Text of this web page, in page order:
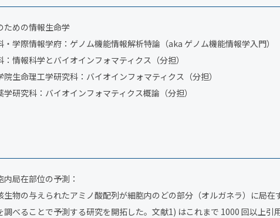
ための情報生命学
学際情報学府：ゲノム機能情報解析特論（aka ゲノム機能情報学入門）
情報科学とバイオインフォマティクス（分担）
生命理工学研究科：バイオインフォマティクス（分担）
研究科：バイオインフォマティクス概論（分担）
局在部位の予測：
物の与えられたアミノ酸配列が細胞内のどの部分（オルガネラ）に局在
調べることで予測する研究を開拓した。文献1) はこれまで 1000 回以上引